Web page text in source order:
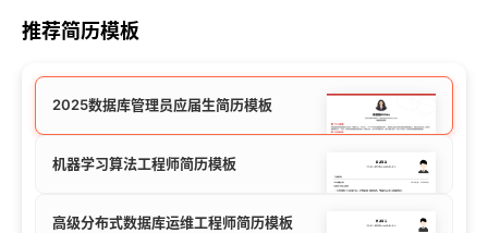
推荐简历模板
2025数据库管理员应届生简历模板
机器学习算法工程师简历模板
高级分布式数据库运维工程师简历模板